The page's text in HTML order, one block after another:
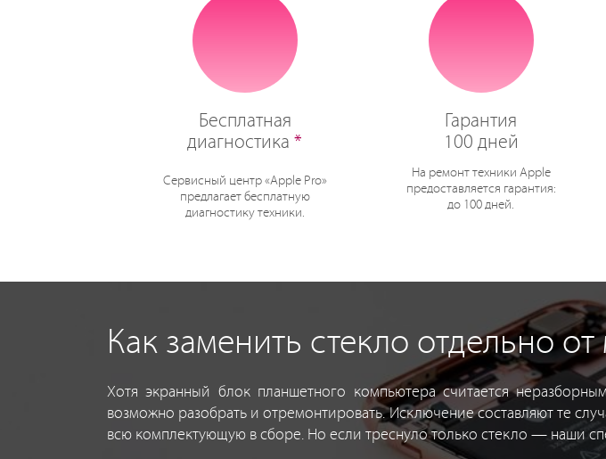
Бесплатная
диагностика*
Сервисный центр «Apple Pro»
предлагает бесплатную
диагностику техники.
Гарантия
100 дней
На ремонт техники Apple
предоставляется гарантия:
до 100 дней.
Как заменить стекло отдельно
Хотя экранный блок планшетного компьютера считается
возможно разобрать и отремонтировать. Исключение составляют те
всю комплектующую в сборе. Но если треснуло только стекло — наши